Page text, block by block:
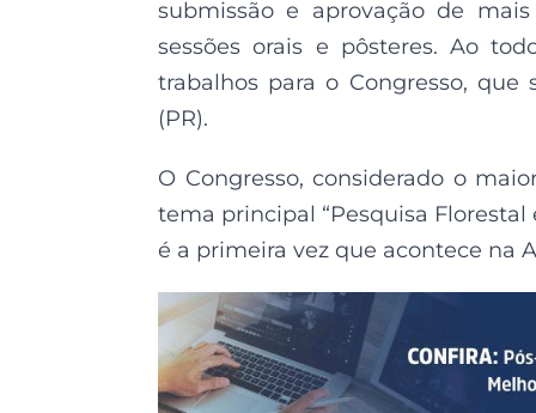
submissão e aprovação de
sessões orais e pôsteres. Ao
trabalhos para o Congresso, que
(PR).
O Congresso, considerado o
tema principal “Pesquisa
é a primeira vez que acontece na